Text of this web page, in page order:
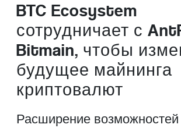
BTC Ecosystem
сотрудничает с
Bitmain, чтобы
будущее майнинга
криптовалют
Расширение возможностей